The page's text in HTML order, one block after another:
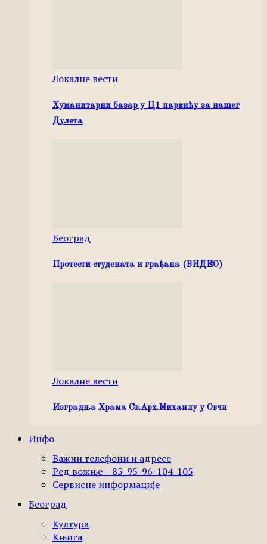
Локалне вести
Хуманитарни базар у Ц1 паркићу за нашег
Дулета
Београд
Протести студената и грађана (ВИДЕО)
Локалне вести
Изградња Храма Св.Арх.Михаилу у Овчи
Инфо
Важни телефони и адресе
Ред вожње – 85-95-96-104-105
Сервисне информације
Београд
Култура
Књига